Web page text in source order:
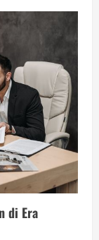
di Era